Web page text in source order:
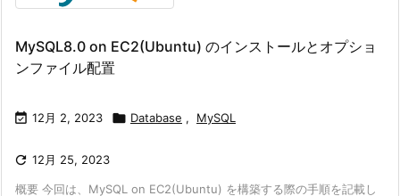
MySQL8.0 on EC2(Ubuntu) のインストールとオプショ
ンファイル配置
 12月 2, 2023  Database , MySQL
 12月 25, 2023
概要 今回は、MySQL on EC2(Ubuntu) を構築する際の手順を記載し